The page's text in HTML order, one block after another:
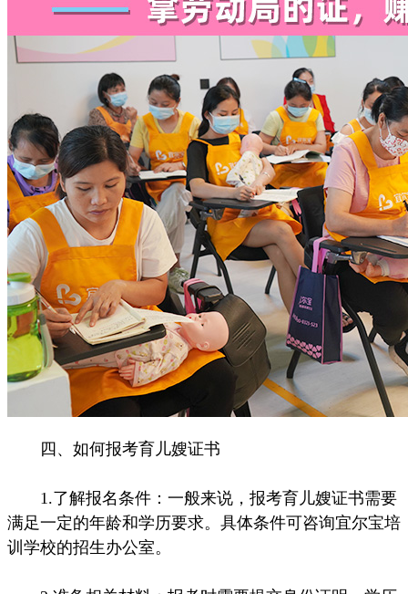
四、如何报考育儿嫂证书
1.了解报名条件：一般来说，报考育儿嫂证书需要
满足一定的年龄和学历要求。具体条件可咨询宜尔宝培
训学校的招生办公室。